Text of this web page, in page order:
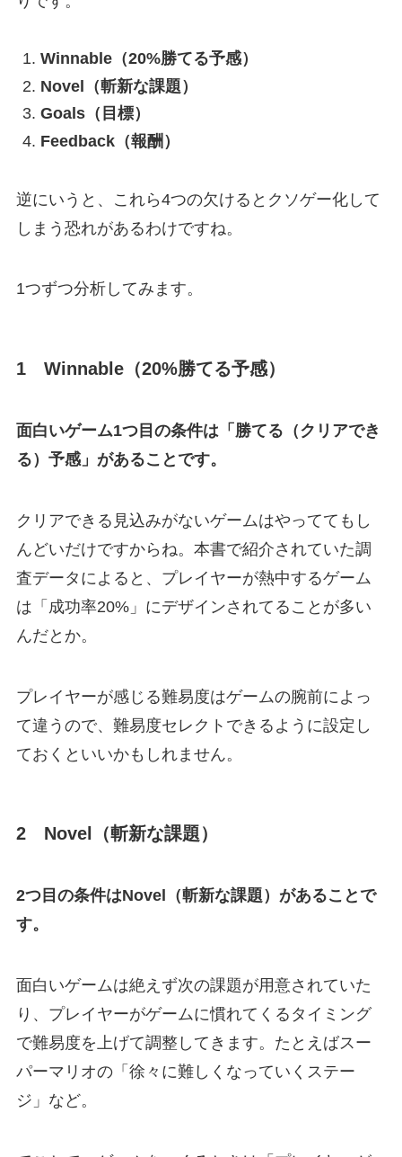
Winnable（20%勝てる予感）
Novel（斬新な課題）
Goals（目標）
Feedback（報酬）
逆にいうと、これら4つの欠けるとクソゲー化して
しまう恐れがあるわけですね。
1つずつ分析してみます。
1 Winnable（20%勝てる予感）
面白いゲーム1つ目の条件は「勝てる（クリアでき
る）予感」があることです。
クリアできる見込みがないゲームはやっててもし
んどいだけですからね。本書で紹介されていた調
査データによると、プレイヤーが熱中するゲーム
は「成功率20%」にデザインされてることが多い
んだとか。
プレイヤーが感じる難易度はゲームの腕前によっ
て違うので、難易度セレクトできるように設定し
ておくといいかもしれません。
2 Novel（斬新な課題）
2つ目の条件はNovel（斬新な課題）があることで
す。
面白いゲームは絶えず次の課題が用意されていた
り、プレイヤーがゲームに慣れてくるタイミング
で難易度を上げて調整してきます。たとえばスー
パーマリオの「徐々に難しくなっていくステー
ジ」など。